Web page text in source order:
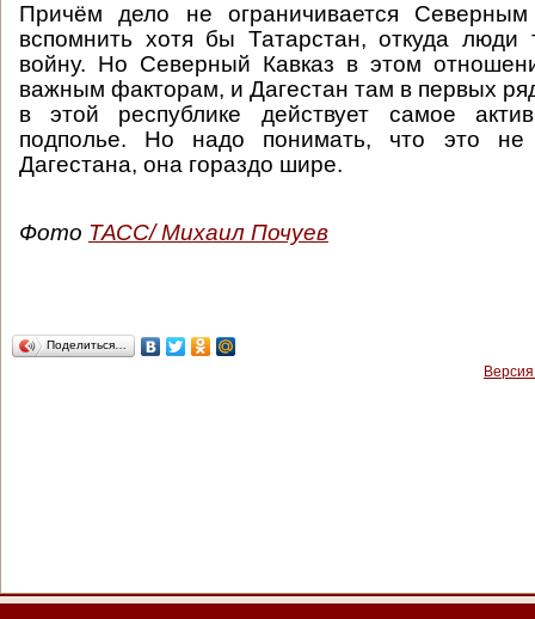
Причём дело не ограничивается
вспомнить хотя бы Татарстан, откуда люди
войну. Но Северный Кавказ в этом
важным факторам, и Дагестан там в первых
в этой республике действует самое
подполье. Но надо понимать, что это не
Дагестана, она гораздо шире.
Фото ТАСС/ Михаил Почуев
Поделиться…